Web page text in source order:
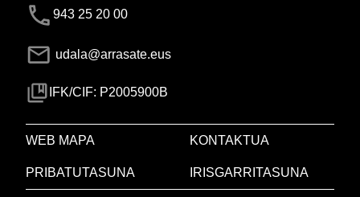
943 25 20 00
udala@arrasate.eus
IFK/CIF: P2005900B
WEB MAPA KONTAKTUA
PRIBATUTASUNA IRISGARRITASUNA